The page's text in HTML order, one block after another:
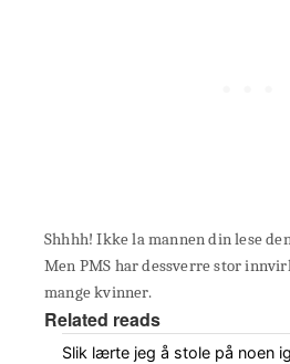
Shhhh! Ikke la mannen din lese
Men PMS har dessverre stor
mange kvinner.
Related reads
Slik lærte jeg å stole på noen